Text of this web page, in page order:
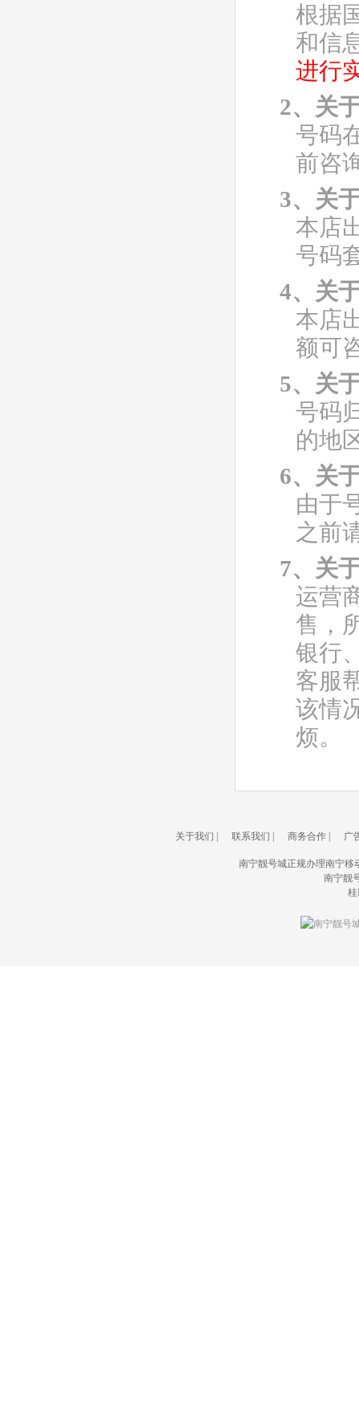
根据
和信
进行
2、关
号码
前咨
3、关
本店
号码
4、关
本店
额可
5、关
号码
的地
6、关
由于
之前
7、关
运营
售，
银行
客服
该情
烦。
关于我们 联系我们 商务合作| 广
南宁靓号城正规办理南宁移
南宁靓
桂